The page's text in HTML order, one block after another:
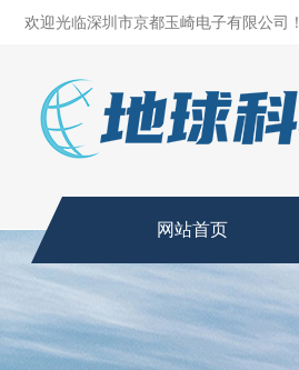
欢迎光临深圳市京都玉崎电子有限公司！
网站首页